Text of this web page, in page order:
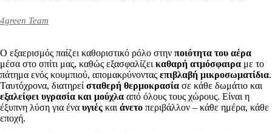
4green Team
Ο εξαερισμός παίζει καθοριστικό ρόλο στην ποιότητα του αέρα
μέσα στο σπίτι μας, καθώς εξασφαλίζει καθαρή ατμόσφαιρα με το
πάτημα ενός κουμπιού, απομακρύνοντας επιβλαβή μικροσωματίδια.
Ταυτόχρονα, διατηρεί σταθερή θερμοκρασία σε κάθε δωμάτιο και
εξαλείφει υγρασία και μούχλα από όλους τους χώρους. Είναι η
έξυπνη λύση για ένα υγιές και άνετο περιβάλλον – κάθε ημέρα, κάθε
εποχή.